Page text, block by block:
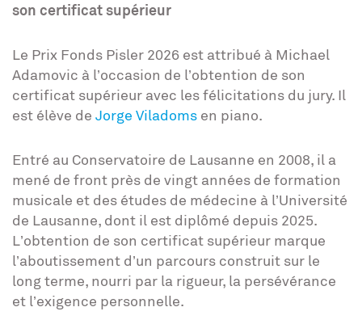
son certificat supérieur
Le Prix Fonds Pisler 2026 est attribué à Michael
Adamovic à l’occasion de l’obtention de son
certificat supérieur avec les félicitations du jury. Il
est élève de Jorge Viladoms en piano.
Entré au Conservatoire de Lausanne en 2008, il a
mené de front près de vingt années de formation
musicale et des études de médecine à l’Université
de Lausanne, dont il est diplômé depuis 2025.
L’obtention de son certificat supérieur marque
l’aboutissement d’un parcours construit sur le
long terme, nourri par la rigueur, la persévérance
et l’exigence personnelle.